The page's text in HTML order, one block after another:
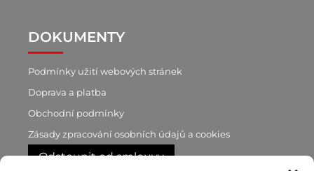
DOKUMENTY
Podmínky užití webových stránek
Doprava a platba
Obchodní podmínky
Zásady zpracování osobních údajů a cookies
Odstoupit od smlouvy